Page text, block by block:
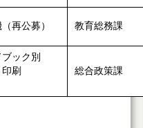
再公募） 教育総務課
ック別
刷
総合政策課